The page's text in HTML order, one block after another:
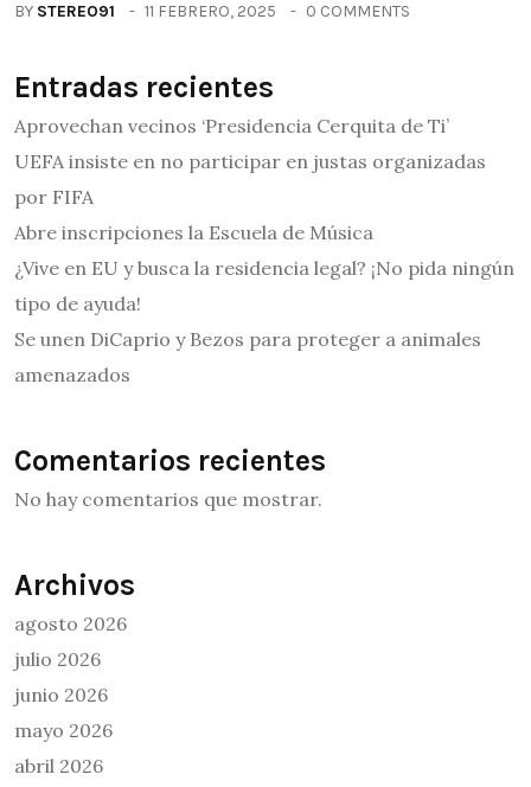
BY STEREO91 11 FEBRERO, 2025 0 COMMENTS
Entradas recientes
Aprovechan vecinos ‘Presidencia Cerquita de Ti’
UEFA insiste en no participar en justas organizadas
por FIFA
Abre inscripciones la Escuela de Música
¿Vive en EU y busca la residencia legal? ¡No pida ningún
tipo de ayuda!
Se unen DiCaprio y Bezos para proteger a animales
amenazados
Comentarios recientes
No hay comentarios que mostrar.
Archivos
agosto 2026
julio 2026
junio 2026
mayo 2026
abril 2026